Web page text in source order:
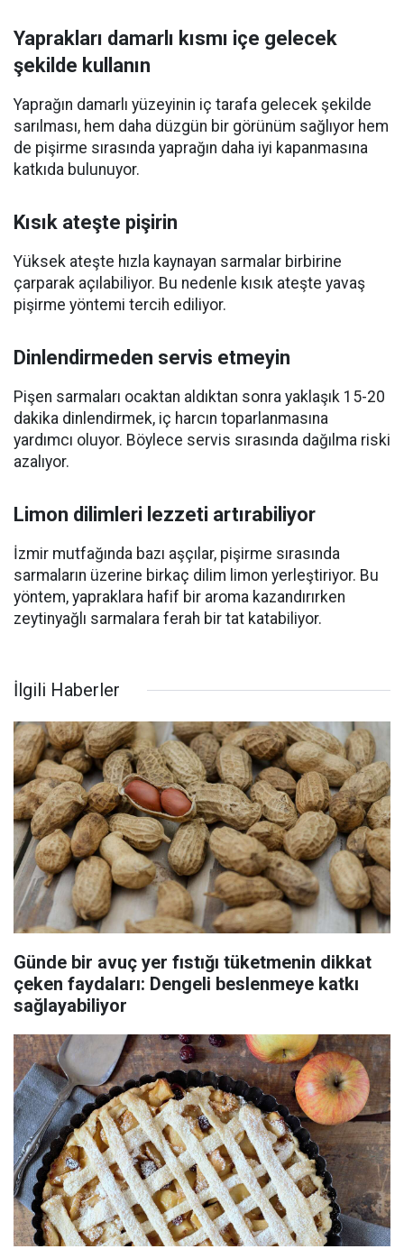
Yaprakları damarlı kısmı içe gelecek
şekilde kullanın
Yaprağın damarlı yüzeyinin iç tarafa gelecek şekilde
sarılması, hem daha düzgün bir görünüm sağlıyor hem
de pişirme sırasında yaprağın daha iyi kapanmasına
katkıda bulunuyor.
Kısık ateşte pişirin
Yüksek ateşte hızla kaynayan sarmalar birbirine
çarparak açılabiliyor. Bu nedenle kısık ateşte yavaş
pişirme yöntemi tercih ediliyor.
Dinlendirmeden servis etmeyin
Pişen sarmaları ocaktan aldıktan sonra yaklaşık 15-20
dakika dinlendirmek, iç harcın toparlanmasına
yardımcı oluyor. Böylece servis sırasında dağılma riski
azalıyor.
Limon dilimleri lezzeti artırabiliyor
İzmir mutfağında bazı aşçılar, pişirme sırasında
sarmaların üzerine birkaç dilim limon yerleştiriyor. Bu
yöntem, yapraklara hafif bir aroma kazandırırken
zeytinyağlı sarmalara ferah bir tat katabiliyor.
İlgili Haberler
Günde bir avuç yer fıstığı tüketmenin dikkat
çeken faydaları: Dengeli beslenmeye katkı
sağlayabiliyor